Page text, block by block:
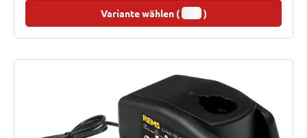
Variante wählen ( )